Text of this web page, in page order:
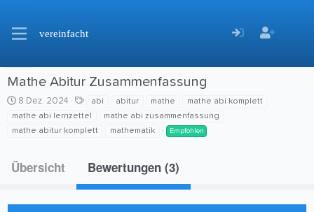
vereinfacht
Mathe Abitur Zusammenfassung
C
r
i
8 Dez. 2024
c
h
g
o
abi abitur mathe
mathe abi komplett
mathe abi lernzettel
mathe abi zusammenfassung
mathe abitur komplett
mathematik Empfohlen
Übersicht Bewertungen (3)